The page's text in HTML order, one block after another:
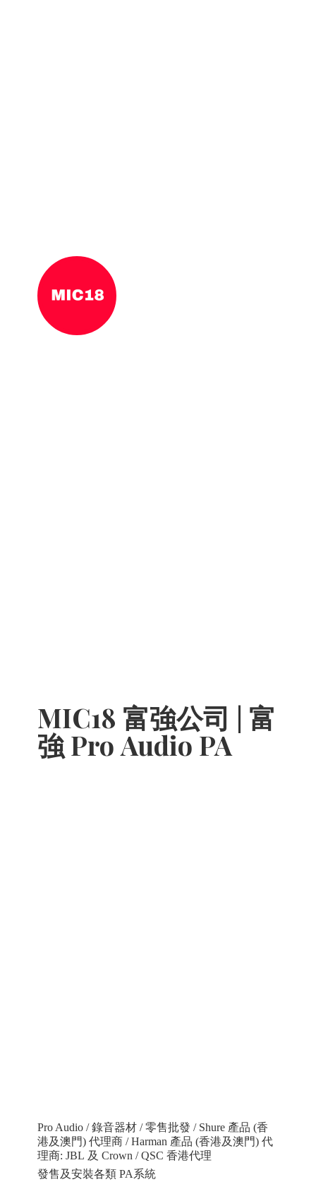
MIC18 富強公司 | 富
強 Pro Audio PA
Pro Audio / 錄音器材 / 零售批發 / Shure 產品 (香
港及澳門) 代理商 / Harman 產品 (香港及澳門) 代
理商: JBL 及 Crown / QSC 香港代理
發售及安裝各類 PA系統